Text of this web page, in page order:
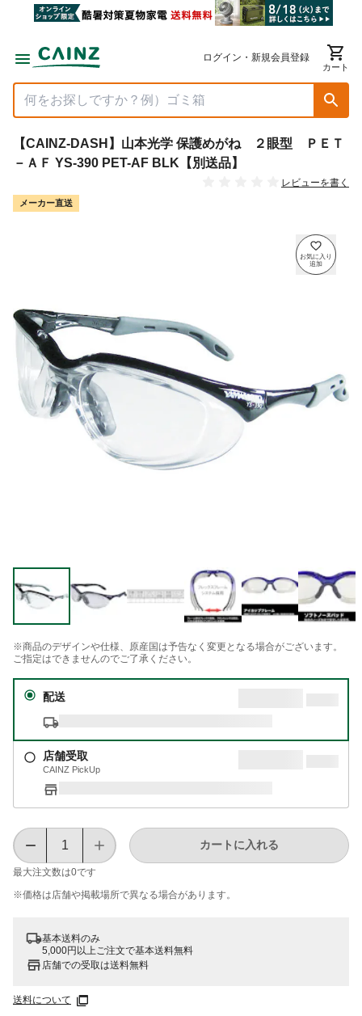
ログイン・新規会員登録
カート
【CAINZ-DASH】山本光学 保護めがね ２眼型 ＰＥＴ
－ＡＦ YS-390 PET-AF BLK【別送品】
レビューを書く
メーカー直送
※商品のデザインや仕様、原産国は予告なく変更となる場合がございます。
ご指定はできませんのでご了承ください。
配送
店舗受取
CAINZ PickUp
最大注文数は0です
カートに入れる
※価格は​店舗や​掲載場所で​異なる​場合が​あります。
基本送料のみ
5,000円以上ご注文で基本送料無料
店舗での受取は送料無料
送料について